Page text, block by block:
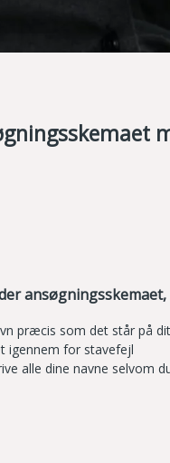
præcis som det står på
igennem for stavefejl
alle dine navne selvom